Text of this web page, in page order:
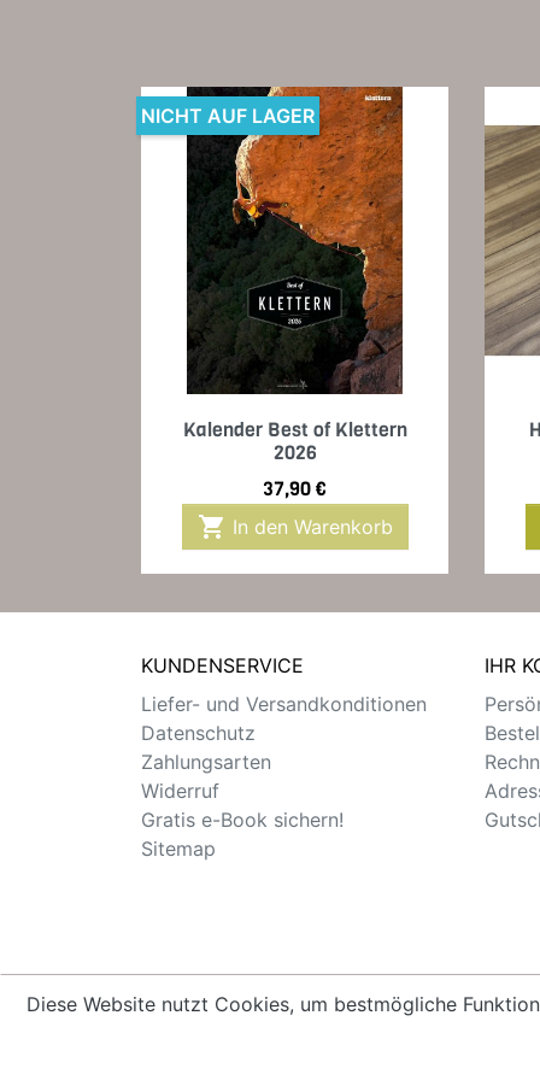
Vorschau
Kalender Best of Klettern
2026
Preis
37,90 €
 In den Warenkorb
NICHT AUF LAGER
KUNDENSERVICE
Liefer- und Versandkonditionen
Datenschutz
Zahlungsarten
Widerruf
Gratis e-Book sichern!
Sitemap
IHR
Diese Website nutzt Cookies, um bestmögliche